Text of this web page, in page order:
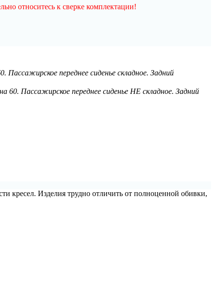
относитесь к сверке комплектации!
Пассажирское переднее сиденье складное. Задний
60. Пассажирское переднее сиденье НЕ складное. Задний
кресел. Изделия трудно отличить от полноценной обивки,